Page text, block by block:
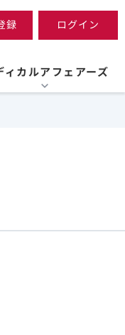
録 ログイン
ィカルアフェアーズ